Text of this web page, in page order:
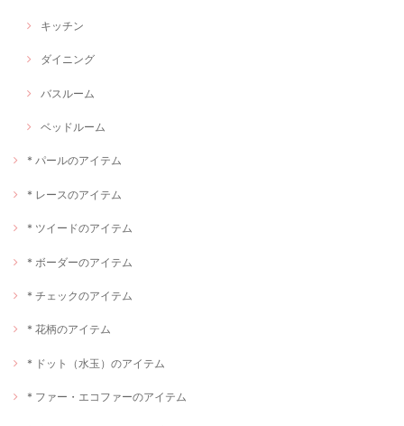
キッチン
ダイニング
バスルーム
ベッドルーム
* パールのアイテム
* レースのアイテム
* ツイードのアイテム
* ボーダーのアイテム
* チェックのアイテム
* 花柄のアイテム
* ドット（水玉）のアイテム
* ファー・エコファーのアイテム